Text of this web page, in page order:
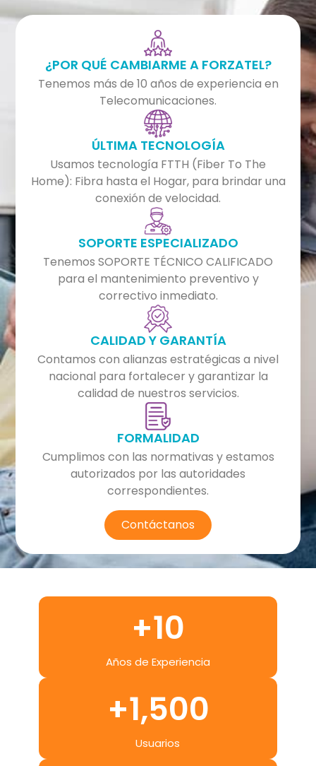
¿POR QUÉ CAMBIARME A FORZATEL?
Tenemos más de 10 años de experiencia en
Telecomunicaciones.
ÚLTIMA TECNOLOGÍA
Usamos tecnología FTTH (Fiber To The
Home): Fibra hasta el Hogar, para brindar una
conexión de velocidad.
SOPORTE ESPECIALIZADO
Tenemos SOPORTE TÉCNICO CALIFICADO
para el mantenimiento preventivo y
correctivo inmediato.
CALIDAD Y GARANTÍA
Contamos con alianzas estratégicas a nivel
nacional para fortalecer y garantizar la
calidad de nuestros servicios.
FORMALIDAD
Cumplimos con las normativas y estamos
autorizados por las autoridades
correspondientes.
Contáctanos
Años de Experiencia
+10
Usuarios
+1,500